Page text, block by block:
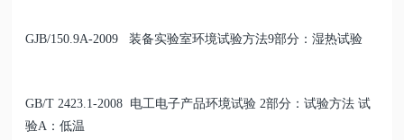
GJB/150.9A-2009 装备实验室环境试验方法9部分：湿热试验
GB/T 2423.1-2008 电工电子产品环境试验 2部分：试验方法 试
验A：低温